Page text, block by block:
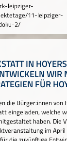
leipziger-
11-leipziger-
2/
IN
WIR
FÜR
die Bürger:innen von
eingeladen, welche
mitgestaltet haben. Die
im April